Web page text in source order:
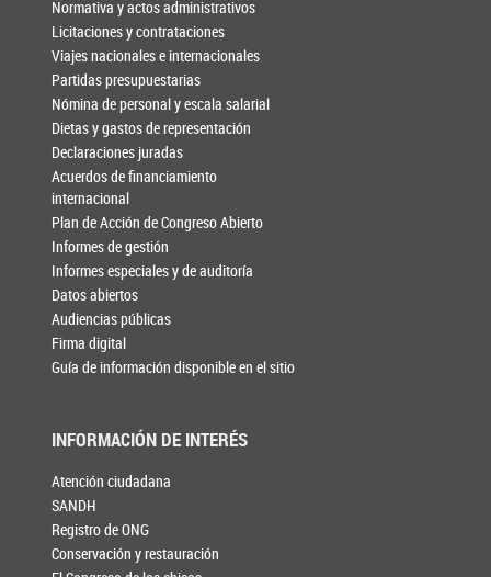
Normativa y actos administrativos
Licitaciones y contrataciones
Viajes nacionales e internacionales
Partidas presupuestarias
Nómina de personal y escala salarial
Dietas y gastos de representación
Declaraciones juradas
Acuerdos de financiamiento
internacional
Plan de Acción de Congreso Abierto
Informes de gestión
Informes especiales y de auditoría
Datos abiertos
Audiencias públicas
Firma digital
Guía de información disponible en el sitio
INFORMACIÓN DE INTERÉS
Atención ciudadana
SANDH
Registro de ONG
Conservación y restauración